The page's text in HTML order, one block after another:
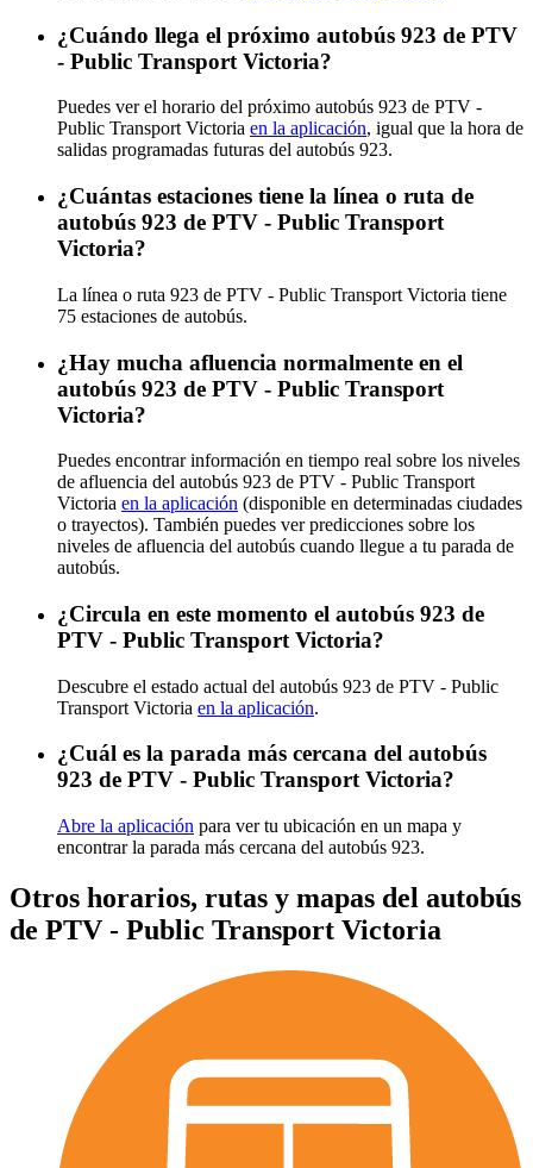
¿Cuándo llega el próximo autobús 923 de PTV
- Public Transport Victoria?
Puedes ver el horario del próximo autobús 923 de PTV -
Public Transport Victoria en la aplicación, igual que la hora de
salidas programadas futuras del autobús 923.
¿Cuántas estaciones tiene la línea o ruta de
autobús 923 de PTV - Public Transport
Victoria?
La línea o ruta 923 de PTV - Public Transport Victoria tiene
75 estaciones de autobús.
¿Hay mucha afluencia normalmente en el
autobús 923 de PTV - Public Transport
Victoria?
Puedes encontrar información en tiempo real sobre los niveles
de afluencia del autobús 923 de PTV - Public Transport
Victoria en la aplicación (disponible en determinadas ciudades
o trayectos). También puedes ver predicciones sobre los
niveles de afluencia del autobús cuando llegue a tu parada de
autobús.
¿Circula en este momento el autobús 923 de
PTV - Public Transport Victoria?
Descubre el estado actual del autobús 923 de PTV - Public
Transport Victoria en la aplicación.
¿Cuál es la parada más cercana del autobús
923 de PTV - Public Transport Victoria?
Abre la aplicación para ver tu ubicación en un mapa y
encontrar la parada más cercana del autobús 923.
Otros horarios, rutas y mapas del autobús
de PTV - Public Transport Victoria